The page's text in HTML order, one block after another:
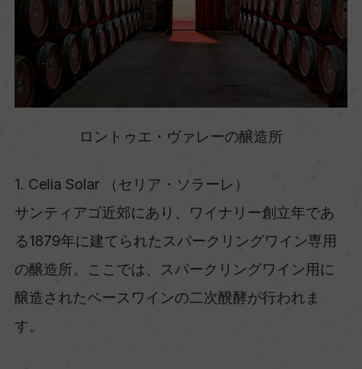
ロントゥエ・ヴァレーの醸造所
1. Celia Solar （セリア・ソラーレ）
サンティアゴ近郊にあり、ワイナリー創立年であ
る1879年に建てられたスパークリングワイン専用
の醸造所。ここでは、スパークリングワイン用に
醸造されたベースワインの二次醗酵が行われま
す。